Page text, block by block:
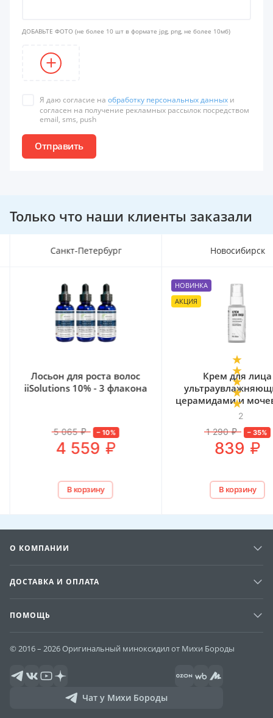
ДОБАВЬТЕ ФОТО (не более 10 шт в формате jpg, png, не более 10мб)
Я даю согласие на обработку персональных данных и
согласен на получение рекламных рассылок посредством
email, sms, push
Отправить
Только что наши клиенты заказали
Санкт-Петербург
Лосьон для роста волос
iiSolutions 10% - 3 флакона
5 065 ₽ –10%
4 559 ₽
В корзину
Новосибирск
НОВИНКА
АКЦИЯ
2
Крем для лица
церамидами и
Mr. Volos, 50 мл
1 290 ₽ – 35%
839 ₽
В корзину
О КОМПАНИИ
ДОСТАВКА И ОПЛАТА
ПОМОЩЬ
© 2016 – 2026 Оригинальный миноксидил от Михи Бороды
Чат у Михи Бороды